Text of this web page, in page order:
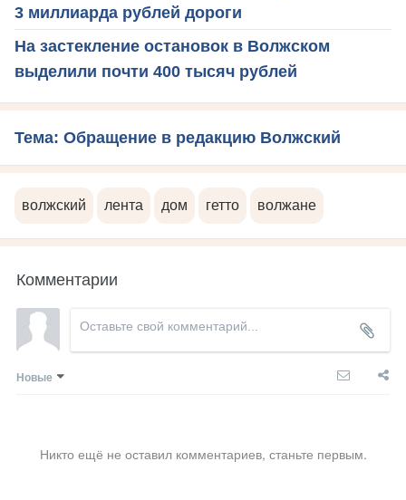
3 миллиарда рублей дороги
На застекление остановок в Волжском
выделили почти 400 тысяч рублей
Тема: Обращение в редакцию Волжский
волжский лента дом гетто волжане
Комментарии
Новые
Никто ещё не оставил комментариев, станьте первым.